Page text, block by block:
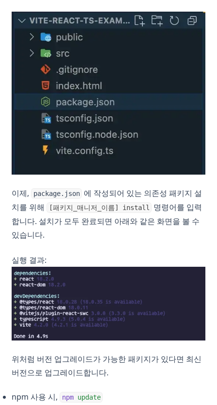
이제, package.json 에 작성되어 있는 의존성 패키지 설
치를 위해
[패키지_매니저_이름] install
명령어를 입력
합니다. 설치가 모두 완료되면 아래와 같은 화면을 볼 수
있습니다.
실행 결과:
위처럼 버전 업그레이드가 가능한 패키지가 있다면 최신
버전으로 업그레이드합니다.
npm 사용 시, npm update